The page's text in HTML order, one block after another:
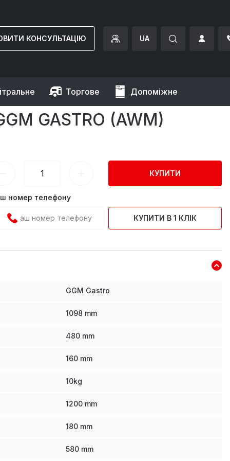
КОНСУЛЬТАЦІЮ UA
Торгове Допоміжне
GGM Gastro
GASTRO (AWM)
КУПИТИ
номер телефону
КУПИТИ В 1 КЛІК
GGM Gastro
1098 mm
480 mm
160 mm
10kg
1200 mm
180 mm
580 mm